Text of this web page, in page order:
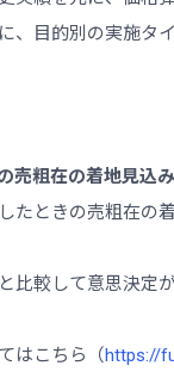
、目的別の実施タ
売粗在の着地見込
たときの売粗在の
比較して意思決定
はこちら（https://